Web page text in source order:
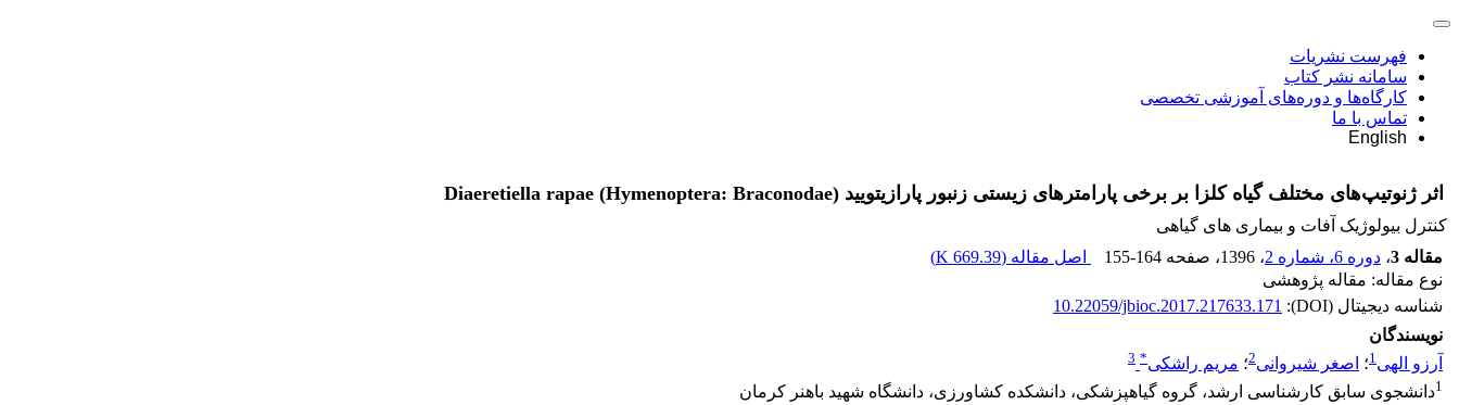
فهرست نشریات
سامانه نشر کتاب
کارگاه‌ها و دوره‌های آموزشی تخصصی
تماس با ما
English
اثر ژنوتیپ‌های مختلف گیاه کلزا بر برخی پارامتر‌‌های زیستی زنبور پارازیتویید Diaeretiella rapae (Hymenoptera: Braconodae)
کنترل بیولوژیک آفات و بیماری های گیاهی
مقاله 3
، دوره 6، شماره 2 ، 1396 ، صفحه 155-164 اصل مقاله (669.39 K
)
نوع مقاله: مقاله پژوهشی
شناسه دیجیتال (DOI):
10.22059/jbioc.2017.217633.171
نویسندگان
آرزو الهی1؛ اصغر شیروانی2؛ مریم راشکی*
3
1دانشجوی سابق کارشناسی ارشد، گروه گیاهپزشکی، دانشکده کشاورزی، دانشگاه شهید باهنر کرمان